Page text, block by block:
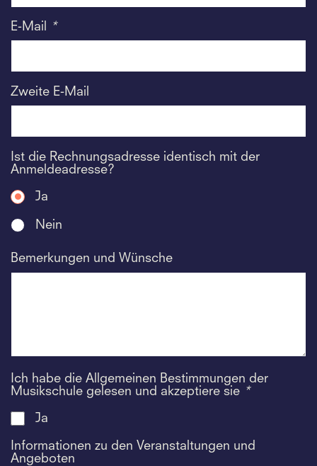
E-Mail *
Zweite E-Mail
Ist die Rechnungsadresse identisch mit der
Anmeldeadresse?
Ja
Nein
Bemerkungen und Wünsche
Ich habe die Allgemeinen Bestimmungen der
Musikschule gelesen und akzeptiere sie *
Ja
Informationen zu den Veranstaltungen und
Angeboten